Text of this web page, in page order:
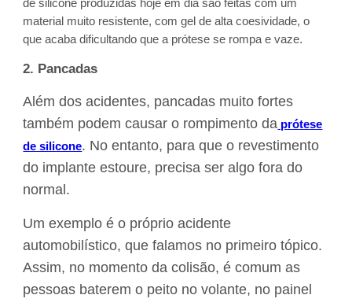
de silicone produzidas hoje em dia são feitas com um
material muito resistente, com gel de alta coesividade, o
que acaba dificultando que a prótese se rompa e vaze.
2. Pancadas
Além dos acidentes, pancadas muito fortes
também podem causar o rompimento da prótese
de silicone. No entanto, para que o revestimento
do implante estoure, precisa ser algo fora do
normal.
Um exemplo é o próprio acidente
automobilístico, que falamos no primeiro tópico.
Assim, no momento da colisão, é comum as
pessoas baterem o peito no volante, no painel